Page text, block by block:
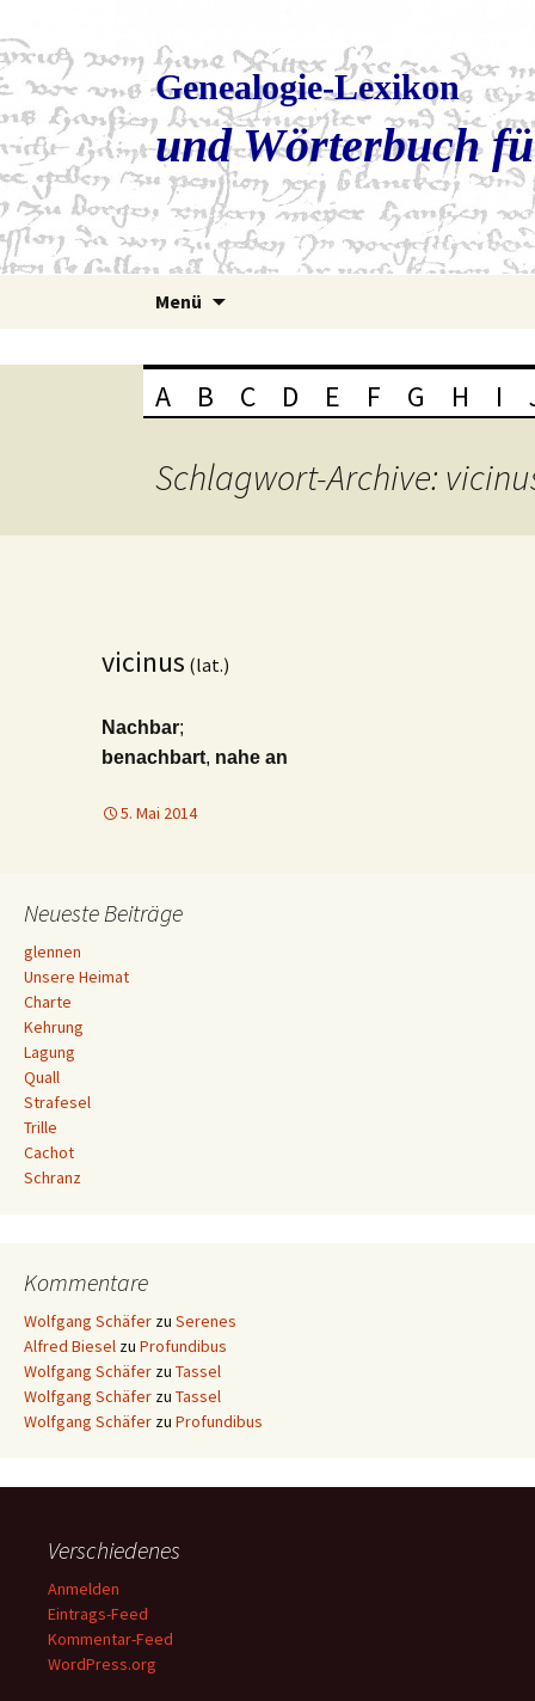
Genealogie-Lexikon
und Wörterbuch
Menü
A B C D E F G H I
Schlagwort-Archive:
vicinus (lat.)
Nachbar;
benachbart, nahe an
5. Mai 2014
Neueste Beiträge
glennen
Unsere Heimat
Charte
Kehrung
Lagung
Quall
Strafesel
Trille
Cachot
Schranz
Kommentare
Wolfgang Schäfer zu Serenes
Alfred Biesel zu Profundibus
Wolfgang Schäfer zu Tassel
Wolfgang Schäfer zu Tassel
Wolfgang Schäfer zu Profundibus
Verschiedenes
Anmelden
Eintrags-Feed
Kommentar-Feed
WordPress.org